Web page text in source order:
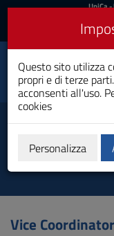
Vai
al
navigazione
sito
al
UniCa
Accedi
UniCa-
Toggle
navigation Laurea
Referenti
Vice
Questo sito utilizza
propri e di terze
acconsenti all'uso.
cookies
Personalizza